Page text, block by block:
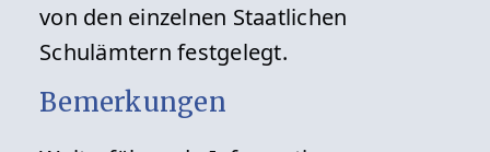
von den einzelnen Staatlichen
Schulämtern festgelegt.
Bemerkungen